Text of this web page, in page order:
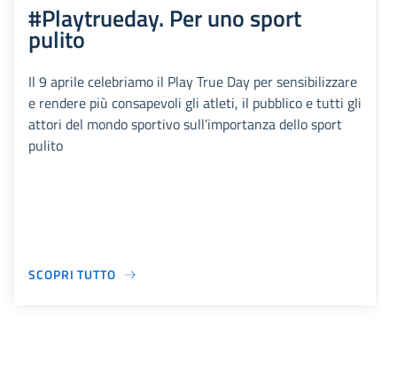
#Playtrueday. Per uno sport
pulito
Il 9 aprile celebriamo il Play True Day per sensibilizzare
e rendere più consapevoli gli atleti, il pubblico e tutti gli
attori del mondo sportivo sull’importanza dello sport
pulito
SCOPRI TUTTO